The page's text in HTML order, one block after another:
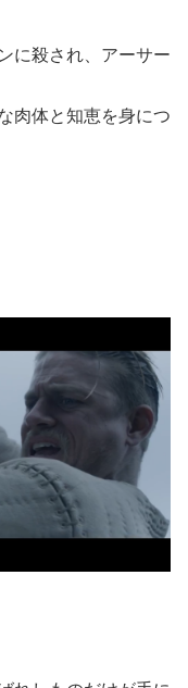
に殺され、アーサー
肉体と知恵を身につ